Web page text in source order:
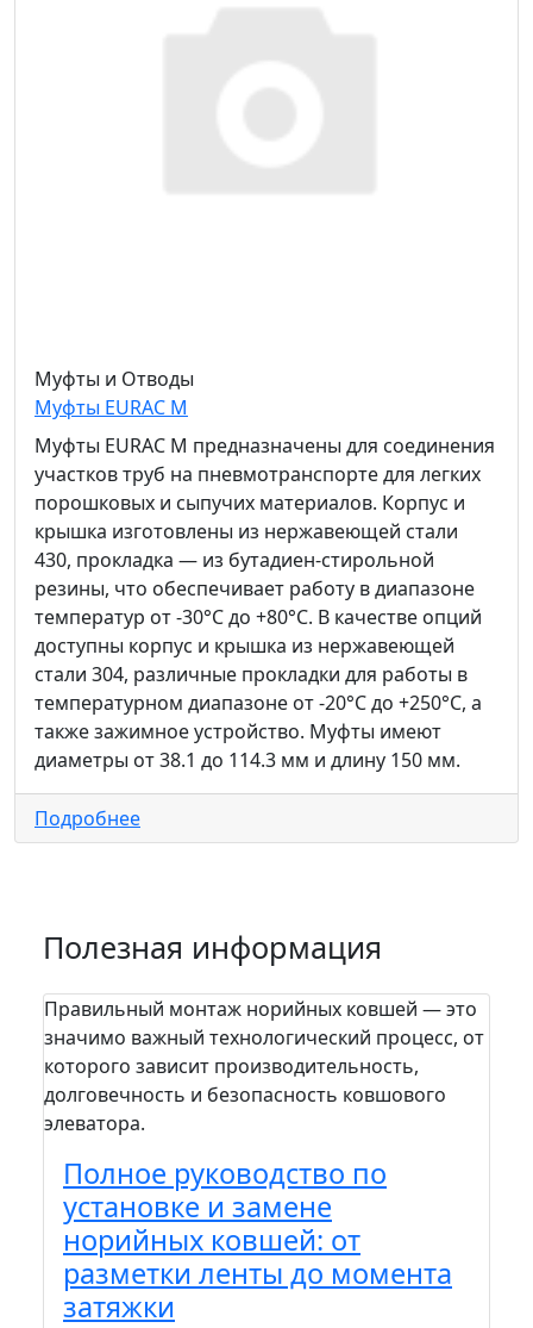
Муфты и Отводы
Муфты EURAC M
Муфты EURAC M предназначены для соединения
участков труб на пневмотранспорте для легких
порошковых и сыпучих материалов. Корпус и
крышка изготовлены из нержавеющей стали
430, прокладка — из бутадиен-стирольной
резины, что обеспечивает работу в диапазоне
температур от -30°C до +80°C. В качестве опций
доступны корпус и крышка из нержавеющей
стали 304, различные прокладки для работы в
температурном диапазоне от -20°C до +250°C, а
также зажимное устройство. Муфты имеют
диаметры от 38.1 до 114.3 мм и длину 150 мм.
Подробнее
Полезная информация
Правильный монтаж норийных ковшей — это
значимо важный технологический процесс, от
которого зависит производительность,
долговечность и безопасность ковшового
элеватора.
Полное руководство по
установке и замене
норийных ковшей: от
разметки ленты до момента
затяжки